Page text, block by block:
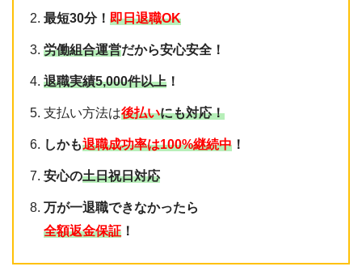
最短30分！即日退職OK
労働組合運営だから安心安全！
退職実績5,000件以上 ！
支払い方法は後払いにも対応！
しかも退職成功率は100%継続中 ！
安心の土日祝日対応
万が一退職できなかったら
全額返金保証 ！